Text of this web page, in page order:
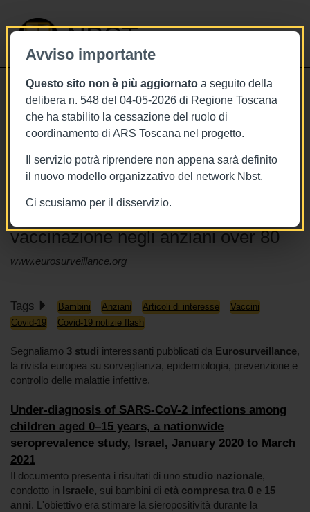
Avviso importante
Questo sito non è più aggiornato a seguito della
delibera n. 548 del 04-05-2026 di Regione Toscana
che ha stabilito la cessazione del ruolo di
coordinamento di ARS Toscana nel progetto.
Il servizio potrà riprendere non appena sarà definito
il nuovo modello organizzativo del network Nbst.
Ci scusiamo per il disservizio.
NBST
6/12/2021
Eurosurveillance, sottodiagnosi di
COVID-19 nei ragazzi in Israele,
trasmissione di SARS-CoV-2 a
scuola in UK e impatto della
vaccinazione negli anziani over 80
www.eurosurveillance.org
Tags Bambini Anziani Articoli di interesse
Vaccini
Covid-19
Covid-19 notizie flash
Segnaliamo 3 studi interessanti pubblicati da Eurosurveillance,
la rivista europea su sorveglianza, epidemiologia, prevenzione e
controllo delle malattie infettive.
Under-diagnosis of SARS-CoV-2 infections among
children aged 0–15 years, a nationwide
seroprevalence study, Israel, January 2020 to March
2021
Il documento presenta i risultati di uno studio nazionale,
condotto in Israele, sui bambini di età compresa tra 0 e 15
anni. L'obiettivo era stimare la sieropositività durante la